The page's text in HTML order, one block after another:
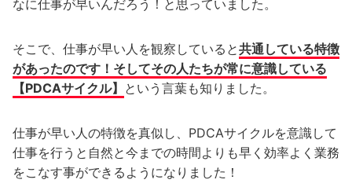
なに仕事が早いんだろう！と思っていました。
そこで、仕事が早い人を観察していると共通している特徴
があったのです！そしてその人たちが常に意識している
【PDCAサイクル】 という言葉も知りました。
仕事が早い人の特徴を真似し、PDCAサイクルを意識して
仕事を行うと自然と今までの時間よりも早く効率よく業務
をこなす事ができるようになりました！